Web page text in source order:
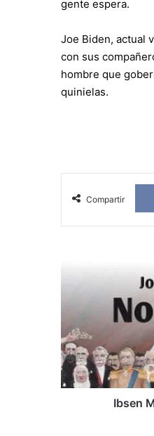
gente espera.
Joe Biden, actual
con sus
hombre que
quinielas.
Compartir
Costaguanas
Ibsen